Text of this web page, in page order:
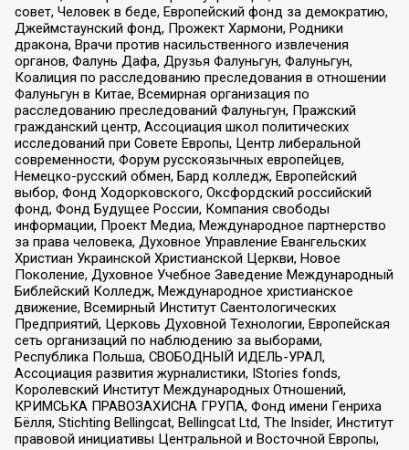
совет, Человек в беде, Европейский фонд за демократию,
Джеймстаунский фонд, Прожект Хармони, Родники
дракона, Врачи против насильственного извлечения
органов, Фалунь Дафа, Друзья Фалуньгун, Фалуньгун,
Коалиция по расследованию преследования в отношении
Фалуньгун в Китае, Всемирная организация по
расследованию преследований Фалуньгун, Пражский
гражданский центр, Ассоциация школ политических
исследований при Совете Европы, Центр либеральной
современности, Форум русскоязычных европейцев,
Немецко-русский обмен, Бард колледж, Европейский
выбор, Фонд Ходорковского, Оксфордский российский
фонд, Фонд Будущее России, Компания свободы
информации, Проект Медиа, Международное партнерство
за права человека, Духовное Управление Евангельских
Христиан Украинской Христианской Церкви, Новое
Поколение, Духовное Учебное Заведение Международный
Библейский Колледж, Международное христианское
движение, Всемирный Институт Саентологических
Предприятий, Церковь Духовной Технологии, Европейская
сеть организаций по наблюдению за выборами,
Республика Польша, СВОБОДНЫЙ ИДЕЛЬ-УРАЛ,
Ассоциация развития журналистики, IStories fonds,
Королевский Институт Международных Отношений,
КРИМСЬКА ПРАВОЗАХИСНА ГРУПА, Фонд имени Генриха
Бёлля, Stichting Bellingcat, Bellingcat Ltd, The Insider, Институт
правовой инициативы Центральной и Восточной Европы,